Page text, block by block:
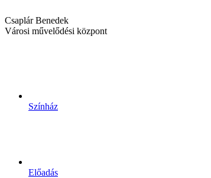
Csaplár Benedek
Városi művelődési központ
Színház
Előadás